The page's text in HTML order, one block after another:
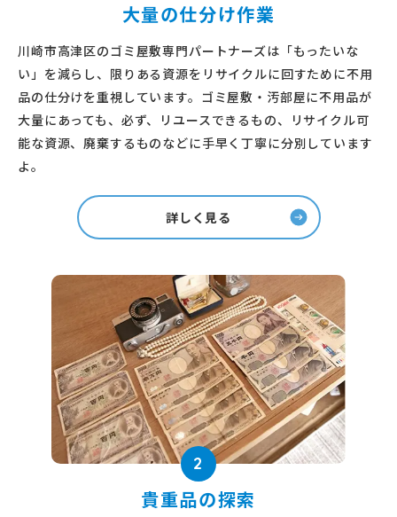
大量の仕分け作業
川崎市高津区のゴミ屋敷専門パートナーズは「もったいな
い」を減らし、限りある資源をリサイクルに回すために不用
品の仕分けを重視しています。ゴミ屋敷・汚部屋に不用品が
大量にあっても、必ず、リユースできるもの、リサイクル可
能な資源、廃棄するものなどに手早く丁寧に分別しています
よ。
詳しく見る
2
貴重品の探索